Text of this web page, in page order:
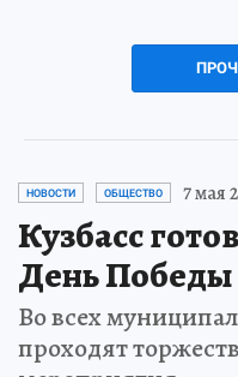
НОВОСТИ ОБЩЕСТВО 7 мая
Кузбасс
День Победы
Во всех
проходят